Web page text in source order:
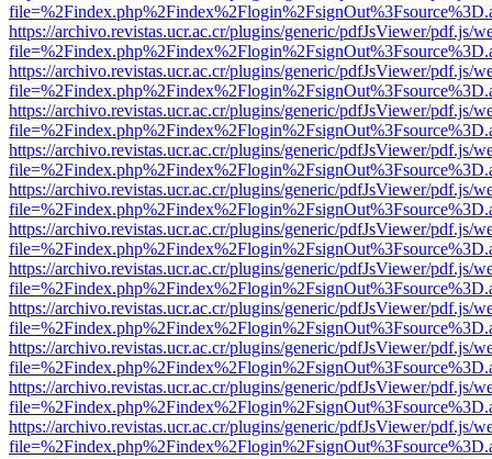
https://archivo.revistas.ucr.ac.cr/plugins/generic/pdfJsViewer/pdf.js/
https://archivo.revistas.ucr.ac.cr/plugins/generic/pdfJsViewer/pdf.js/
https://archivo.revistas.ucr.ac.cr/plugins/generic/pdfJsViewer/pdf.js/
https://archivo.revistas.ucr.ac.cr/plugins/generic/pdfJsViewer/pdf.js/
https://archivo.revistas.ucr.ac.cr/plugins/generic/pdfJsViewer/pdf.js/
https://archivo.revistas.ucr.ac.cr/plugins/generic/pdfJsViewer/pdf.js/
https://archivo.revistas.ucr.ac.cr/plugins/generic/pdfJsViewer/pdf.js/
https://archivo.revistas.ucr.ac.cr/plugins/generic/pdfJsViewer/pdf.js/
https://archivo.revistas.ucr.ac.cr/plugins/generic/pdfJsViewer/pdf.js/
https://archivo.revistas.ucr.ac.cr/plugins/generic/pdfJsViewer/pdf.js/
https://archivo.revistas.ucr.ac.cr/plugins/generic/pdfJsViewer/pdf.js/